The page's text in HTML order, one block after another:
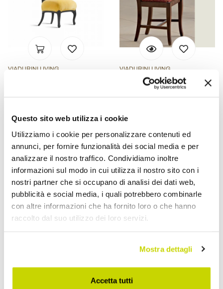
Questo sito web utilizza i cookie
Utilizziamo i cookie per personalizzare contenuti ed
annunci, per fornire funzionalità dei social media e per
analizzare il nostro traffico. Condividiamo inoltre
informazioni sul modo in cui utilizza il nostro sito con i
nostri partner che si occupano di analisi dei dati web,
pubblicità e social media, i quali potrebbero combinarle
con altre informazioni che ha fornito loro o che hanno
raccolto dal suo utilizzo dei loro servizi.
Mostra dettagli
Accetta tutti
VIADURINI LIVING
L67xP60 cm, Tati
VIADURINI LIVING
Sedia in Legno e Tessuto
Incrociato - Debussy
VIADURINI CLASSIC